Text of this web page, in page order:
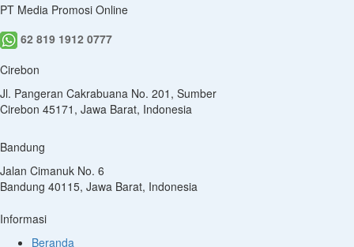
PT Media Promosi Online
62 819 1912 0777
Cirebon
Jl. Pangeran Cakrabuana No. 201, Sumber
Cirebon 45171, Jawa Barat, Indonesia
Bandung
Jalan Cimanuk No. 6
Bandung 40115, Jawa Barat, Indonesia
Informasi
Beranda